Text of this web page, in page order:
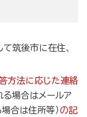
て筑後市に在住、
方法に応じた連絡
る場合はメールア
場合は住所等） の記